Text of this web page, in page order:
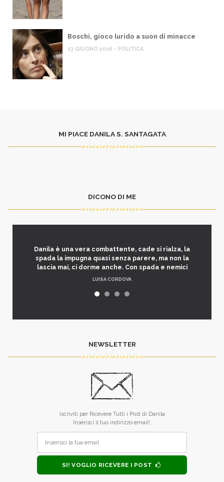
Boschi, gioco lurido a suon di minacce
13 GIUGNO 2016 - POLITICA
MI PIACE DANILA S. SANTAGATA
DICONO DI ME
Danila è una vera combattente, cade si rialza, la
spada la impugna quasi senza parere, ma non la
lascia mai, ci dorme anche. Con spada e nemici
LUISA CORDOVA
NEWSLETTER
Iscriviti per Ricevere Tutti i Post di Danila
Inserisci il tuo indirizzo email!.
SI! VOGLIO RICEVERE I POST